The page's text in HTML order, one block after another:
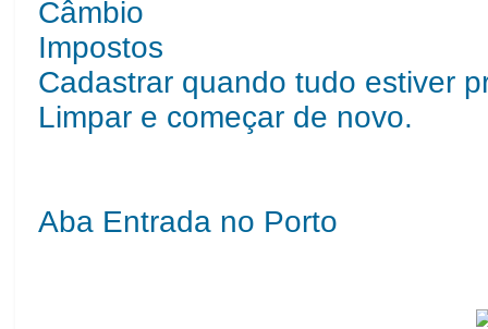
Câmbio
Impostos
Cadastrar quando tudo estiver
Limpar e começar de novo.
Aba Entrada no Porto